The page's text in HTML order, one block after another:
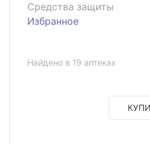
Средства защиты
Избранное
Найдено в 19 аптеках